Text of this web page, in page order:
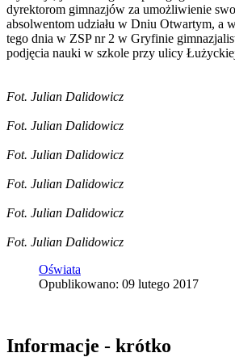
dyrektorom gimnazjów za umożliwienie
absolwentom udziału w Dniu Otwartym, a
tego dnia w ZSP nr 2 w Gryfinie
podjęcia nauki w szkole przy ulicy
Fot. Julian Dalidowicz
Fot. Julian Dalidowicz
Fot. Julian Dalidowicz
Fot. Julian Dalidowicz
Fot. Julian Dalidowicz
Fot. Julian Dalidowicz
Oświata
Opublikowano: 09 lutego 2017
Informacje - krótko